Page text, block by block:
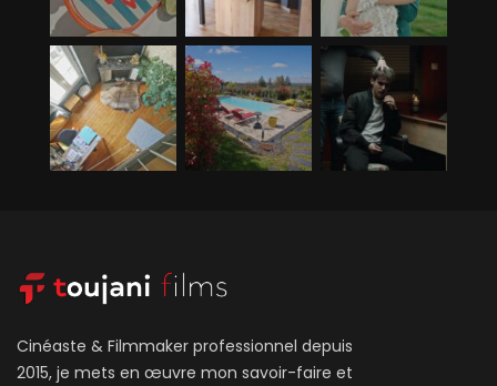
Cinéaste & Filmmaker professionnel depuis
2015, je mets en œuvre mon savoir-faire et